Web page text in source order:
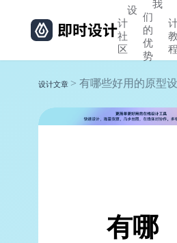
设
计
社
区
我
们
的
优
势
教
程
设计文章 > 有哪些好用的原型
有哪